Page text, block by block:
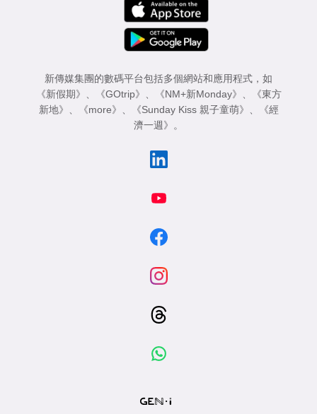
新傳媒集團的數碼平台包括多個網站和應用程式，如
《新假期》
《GOtrip》 《NM+新Monday》
《東方
新地》
《more》 《Sunday Kiss 親子童萌》
《經
濟一週》
。